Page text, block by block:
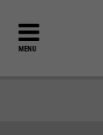
MENU